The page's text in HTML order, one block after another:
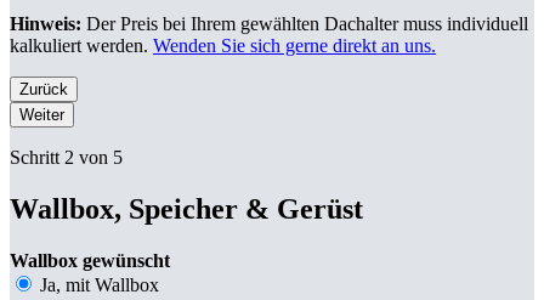
Hinweis: Der Preis bei Ihrem gewählten Dachalter muss individuell
kalkuliert werden. Wenden Sie sich gerne direkt an uns.
Zurück
Weiter
Schritt 2 von 5
Wallbox, Speicher & Gerüst
Wallbox gewünscht
Ja, mit Wallbox